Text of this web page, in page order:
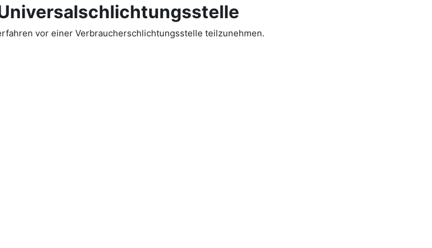
vor einer Verbraucherschlichtungsstelle teilzunehmen.